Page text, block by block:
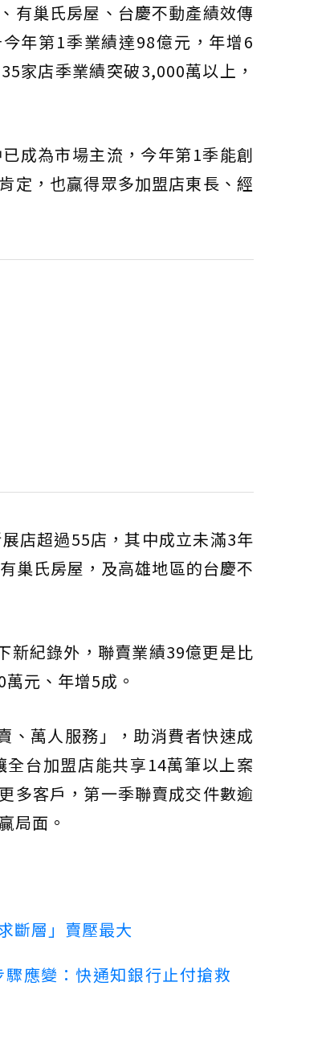
有巢氏房屋、台慶不動產績效傳
年第1季業績達98億元，年增6
家店季業績突破3,000萬以上，
成為市場主流，今年第1季能創
定，也贏得眾多加盟店東長、經
店超過55店，其中成立未滿3年
巢氏房屋，及高雄地區的台慶不
新紀錄外，聯賣業績39億更是比
元、年增5成。
、萬人服務」，助消費者快速成
台加盟店能共享14萬筆以上案
多客戶，第一季聯賣成交件數逾
局面。
斷層」賣壓最大
應變：快通知銀行止付搶救